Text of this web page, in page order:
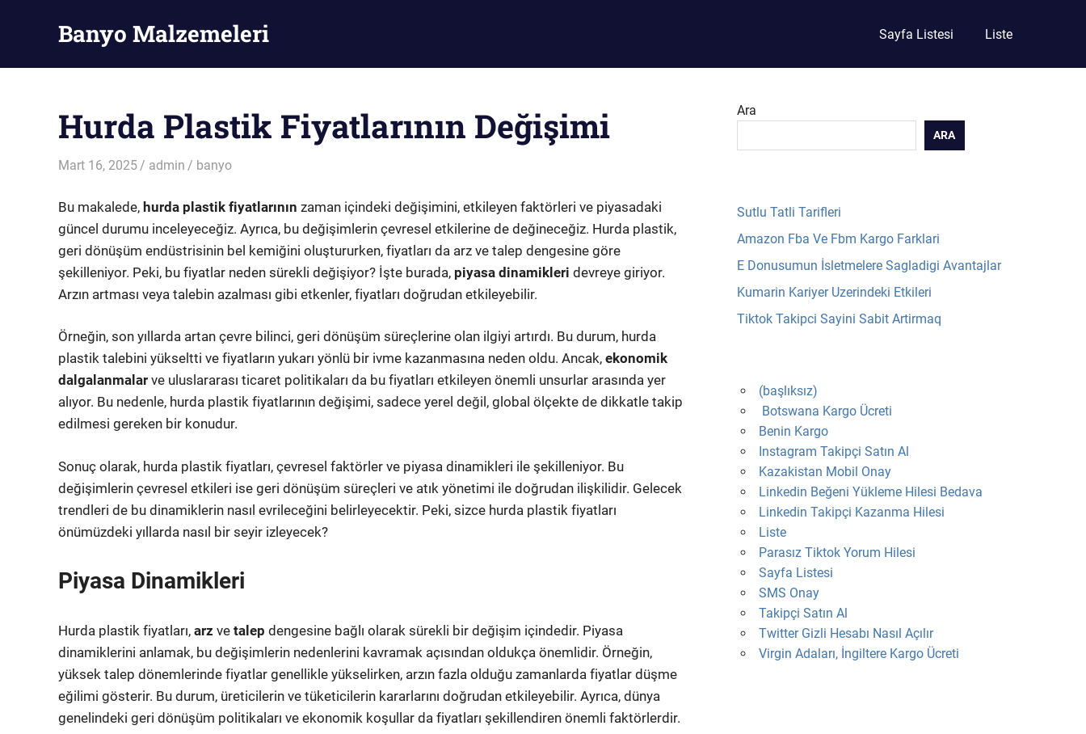
Banyo Malzemeleri Sayfa Listesi Liste
Hurda Plastik Fiyatlarının Değişimi
Mart 16, 2025 admin banyo
Bu makalede, hurda plastik fiyatlarının zaman içindeki değişimini, etkileyen faktörleri ve piyasadaki
güncel durumu inceleyeceğiz. Ayrıca, bu değişimlerin çevresel etkilerine de değineceğiz. Hurda plastik,
geri dönüşüm endüstrisinin bel kemiğini oluştururken, fiyatları da arz ve talep dengesine göre
şekilleniyor. Peki, bu fiyatlar neden sürekli değişiyor? İşte burada, piyasa dinamikleri devreye giriyor.
Arzın artması veya talebin azalması gibi etkenler, fiyatları doğrudan etkileyebilir.
Örneğin, son yıllarda artan çevre bilinci, geri dönüşüm süreçlerine olan ilgiyi artırdı. Bu durum, hurda
plastik talebini yükseltti ve fiyatların yukarı yönlü bir ivme kazanmasına neden oldu. Ancak, ekonomik
dalgalanmalar ve uluslararası ticaret politikaları da bu fiyatları etkileyen önemli unsurlar arasında yer
alıyor. Bu nedenle, hurda plastik fiyatlarının değişimi, sadece yerel değil, global ölçekte de dikkatle takip
edilmesi gereken bir konudur.
Sonuç olarak, hurda plastik fiyatları, çevresel faktörler ve piyasa dinamikleri ile şekilleniyor. Bu
değişimlerin çevresel etkileri ise geri dönüşüm süreçleri ve atık yönetimi ile doğrudan ilişkilidir. Gelecek
trendleri de bu dinamiklerin nasıl evrileceğini belirleyecektir. Peki, sizce hurda plastik fiyatları
önümüzdeki yıllarda nasıl bir seyir izleyecek?
Piyasa Dinamikleri
Hurda plastik fiyatları, arz ve talep dengesine bağlı olarak sürekli bir değişim içindedir. Piyasa
dinamiklerini anlamak, bu değişimlerin nedenlerini kavramak açısından oldukça önemlidir. Örneğin,
yüksek talep dönemlerinde fiyatlar genellikle yükselirken, arzın fazla olduğu zamanlarda fiyatlar düşme
eğilimi gösterir. Bu durum, üreticilerin ve tüketicilerin kararlarını doğrudan etkileyebilir. Ayrıca, dünya
genelindeki geri dönüşüm politikaları ve ekonomik koşullar da fiyatları şekillendiren önemli faktörlerdir.
Ara
ARA
Sutlu Tatli Tarifleri
Amazon Fba Ve Fbm Kargo Farklari
E Donusumun İsletmelere Sagladigi Avantajlar
Kumarin Kariyer Uzerindeki Etkileri
Tiktok Takipci Sayini Sabit Artirmaq
(başlıksız)
Botswana Kargo Ücreti
Benin Kargo
Instagram Takipçi Satın Al
Kazakistan Mobil Onay
Linkedin Beğeni Yükleme Hilesi Bedava
Linkedin Takipçi Kazanma Hilesi
Liste
Parasız Tiktok Yorum Hilesi
Sayfa Listesi
SMS Onay
Takipçi Satın Al
Twitter Gizli Hesabı Nasıl Açılır
Virgin Adaları, İngiltere Kargo Ücreti